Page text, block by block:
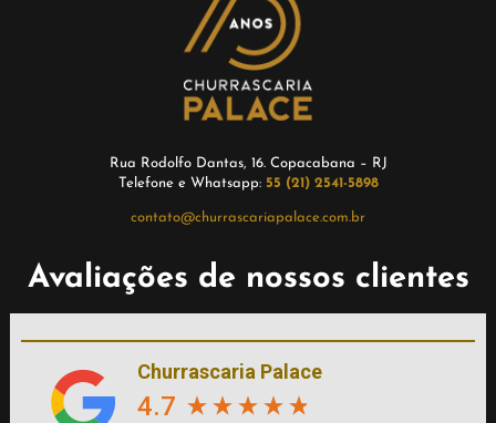
Rua Rodolfo Dantas, 16. Copacabana – RJ
Telefone e Whatsapp: 55 (21) 2541-5898
contato@churrascariapalace.com.br
Avaliações de nossos clientes
Churrascaria Palace
4.7